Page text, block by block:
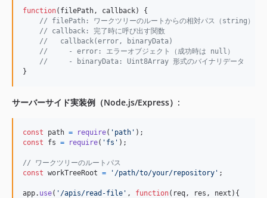
function( filePath , callback)
{
// filePath: ワークツリーのルートからの相対パス（string）
// callback: 完了時に呼び出す関数
//   callback(error, binaryData)
//     - error: エラーオブジェクト（成功時は null）
//     - binaryData: Uint8Array 形式のバイナリデータ
}
サーバーサイド実装例（Node.js/Express）:
const path = require( 'path' ) ;
const
fs = require( 'fs' ) ;
// ワークツリーのルートパス
const workTreeRoot = '/path/to/your/repository' ;
app. use( '/apis/read-file' , function( req , res , next ) {